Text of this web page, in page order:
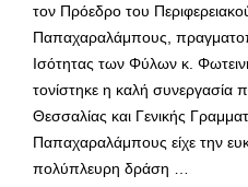
τον Πρόεδρο του
Παπαχαραλάμπους,
Ισότητας των Φύλων κ.
τονίστηκε η καλή συνεργασία
Θεσσαλίας και Γενικής
Παπαχαραλάμπους είχε την
πολύπλευρη δράση …